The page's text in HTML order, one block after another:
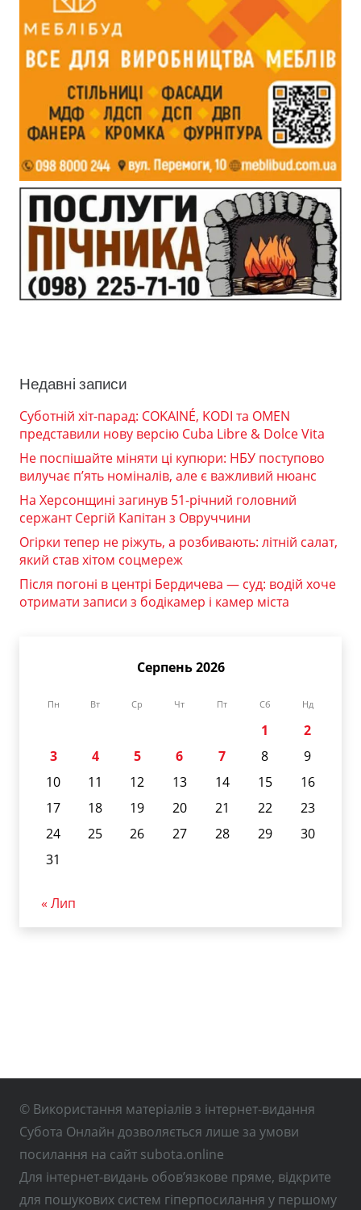
Недавні записи
Суботній хіт-парад: COKAINÉ, KODI та OMEN
представили нову версію Cuba Libre & Dolce Vita
Не поспішайте міняти ці купюри: НБУ поступово
вилучає п’ять номіналів, але є важливий нюанс
На Херсонщині загинув 51-річний головний
сержант Сергій Капітан з Овруччини
Огірки тепер не ріжуть, а розбивають: літній салат,
який став хітом соцмереж
Після погоні в центрі Бердичева — суд: водій хоче
отримати записи з бодікамер і камер міста
Серпень 2026
Пн Вт Ср Чт Пт Сб Нд
1
2
3
4 5 6 7 8
9
10
11 12 13 14 15
16
17
18 19 20 21 22
23
24
25 26 27 28 29
30
31
« Лип
© Використання матеріалів з інтернет-видання
Субота Онлайн дозволяється лише за умови
посилання на сайт subota.online
Для інтернет-видань обов’язкове пряме, відкрите
для пошукових систем гіперпосилання у першому